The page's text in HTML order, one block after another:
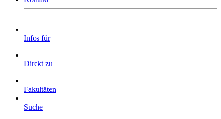
Infos für
Direkt zu
Fakultäten
Suche